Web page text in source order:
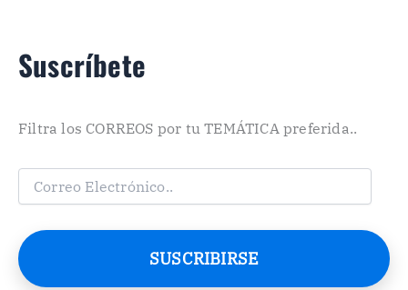
Suscríbete
Filtra los CORREOS por tu TEMÁTICA preferida..
C
e
o
SUSCRIBIRSE